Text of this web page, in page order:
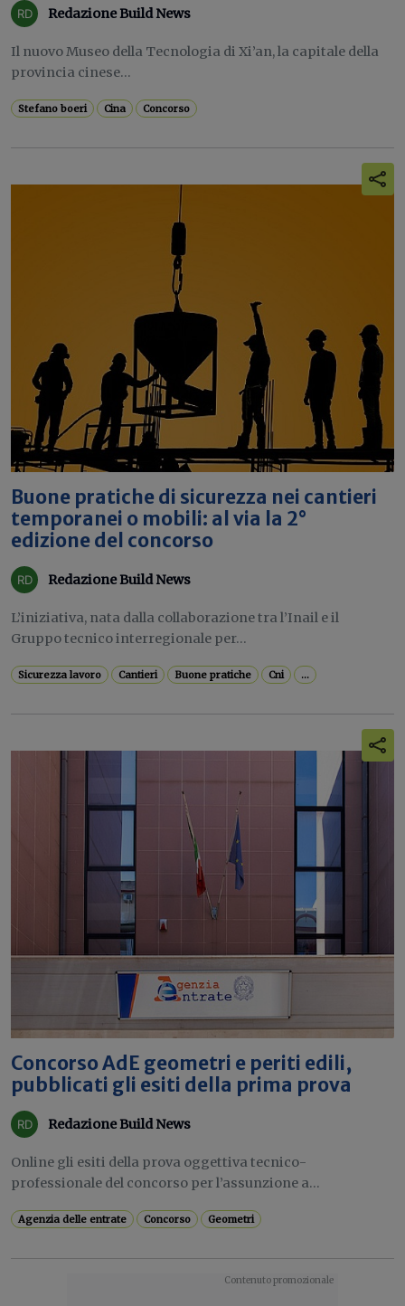
Redazione Build News
Il nuovo Museo della Tecnologia di Xi’an, la capitale della
provincia cinese...
Stefano boeri Cina Concorso
Buone pratiche di sicurezza nei cantieri
temporanei o mobili: al via la 2°
edizione del concorso
Redazione Build News
L’iniziativa, nata dalla collaborazione tra l’Inail e il
Gruppo tecnico interregionale per...
Sicurezza lavoro Cantieri Buone pratiche Cni ...
Concorso AdE geometri e periti edili,
pubblicati gli esiti della prima prova
Redazione Build News
Online gli esiti della prova oggettiva tecnico-
professionale del concorso per l’assunzione a...
Agenzia delle entrate Concorso Geometri